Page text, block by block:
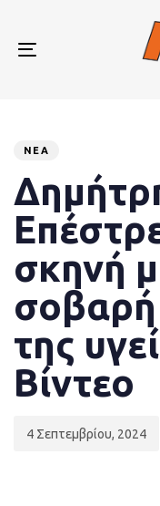
primary
Toggle
ΝΈΑ
σκηνή
σοβαρή
της
Βίντεο
4 Σεπτεμβρίου, 2024